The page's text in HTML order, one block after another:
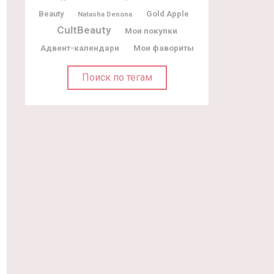
Beauty
Natasha Denona Gold Apple
CultBeauty
Мои покупки
Адвент-календари
Мои фавориты
Поиск по тегам